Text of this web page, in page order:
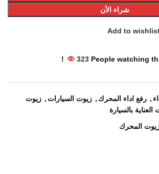
شراء الأن
Add to
323 People watching
, رفع اداء المحرك , زيوت السيارات , زيوت
العناية بالسيارة
المحرك